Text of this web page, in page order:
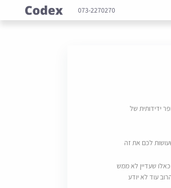
073-2270270
ידידותית של
לכם את זה
שעדיין לא ממש
עוד לא יודע